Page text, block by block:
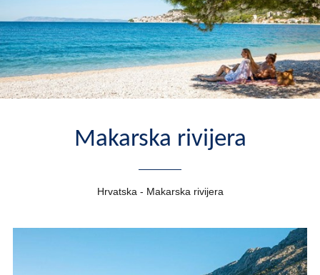
Makarska rivijera
Hrvatska - Makarska rivijera